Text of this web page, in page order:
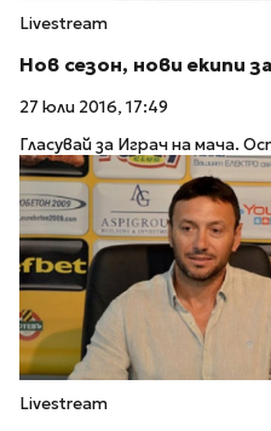
Livestream
Нов сезон, нови екипи
27 юли 2016, 17:49
Гласувай за Играч на мача.
Livestream